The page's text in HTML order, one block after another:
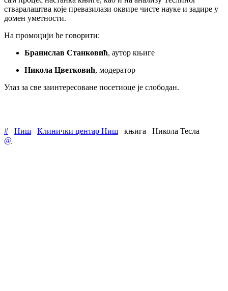
стваралаштва које превазилази оквире чисте науке и задире у
домен уметности.
На промоцији ће говорити:
Бранислав Станковић, аутор књиге
Никола Цветковић, модератор
Улаз за све заинтересоване посетиоце је слободан.
# Ниш Клинички центар Ниш књига
Никола Тесла
@